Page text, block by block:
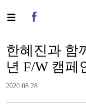
한혜진과 함
년 F/W 캠페
2020.08.28